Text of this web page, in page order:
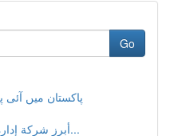
Go
پاکستان میں
أبرز شركة إدارة عبر منصات الاجتماعي الا...